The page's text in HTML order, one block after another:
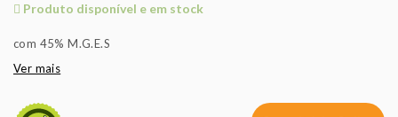
Produto disponível e em stock
com 45% M.G.E.S
Ver mais